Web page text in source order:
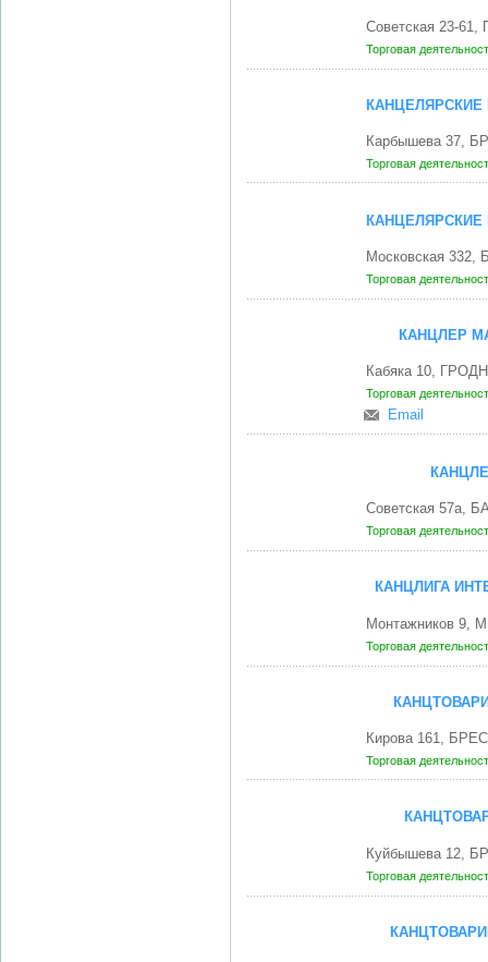
Советская 23-
Торговая
Карбышева 37,
Торговая
Московская 332,
Торговая
КАНЦЛЕР
Кабяка 10,
Торговая
Email
Советская 57а,
Торговая
КАНЦЛИГА
Монтажников 9,
Торговая
Кирова 161,
Торговая
Куйбышева 12,
Торговая